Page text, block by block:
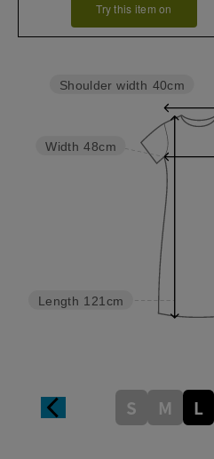
Try this item on
Length 121cm
Width 48cm
Shoulder width 40cm
S M L